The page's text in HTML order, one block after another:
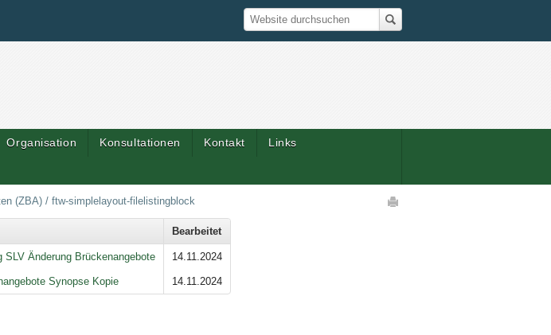
Suche
Website durchsuchen
Organisation Konsultationen Kontakt Links
(ZBA) / ftw-simplelayout-filelistingblock
Bearbeitet
SLV Änderung Brückenangebote 14.11.2024
Synopse Kopie 14.11.2024